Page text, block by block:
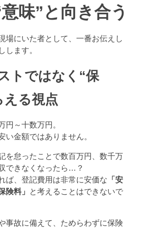
味”と向き合う
場にいた者として、一番お伝えし
します。
トではなく“保
える視点
円～十数万円。
い金額ではありません。
を怠ったことで数百万円、数千万
できなくなったら…？
ば、登記費用は非常に安価な 「安
険料」
と考えることはできないで
事故に備えて、ためらわずに保険